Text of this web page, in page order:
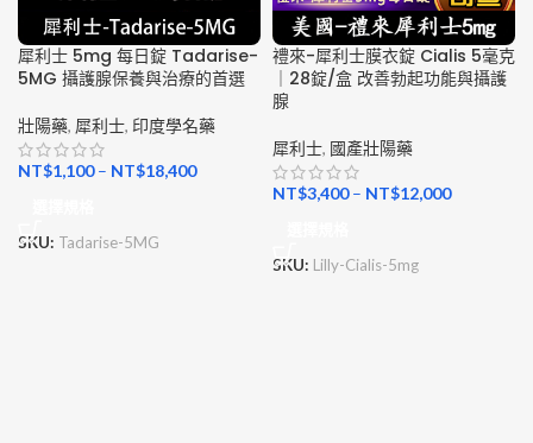
犀利士 5mg 每日錠 Tadarise-
5MG 攝護腺保養與治療的首選
壯陽藥, 犀利士, 印度學名藥
NT$1,100– NT$18,400
SKU: Tadarise-5MG
禮來-犀利士膜衣錠 Cialis 5毫克
｜28錠/盒 改善勃起功能與攝護
腺
犀利士, 國產壯陽藥
NT$3,400– NT$12,000
SKU: Lilly-Cialis-5mg